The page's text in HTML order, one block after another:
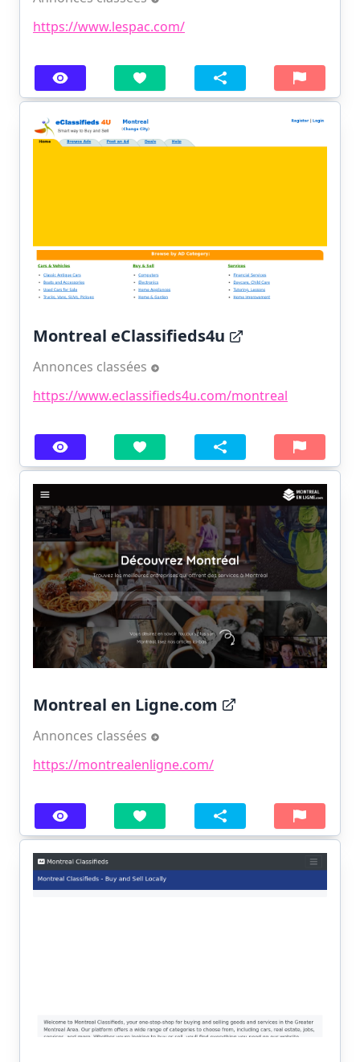
https://www.lespac.com/
Montreal eClassifieds4u
Annonces classées
https://www.eclassifieds4u.com/montreal
Montreal en Ligne.com
Annonces classées
https://montrealenligne.com/